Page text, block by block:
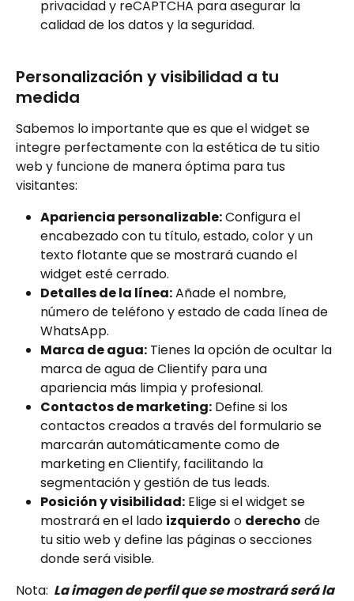
privacidad y reCAPTCHA para asegurar la
calidad de los datos y la seguridad.
Personalización y visibilidad a tu
medida
Sabemos lo importante que es que el widget se
integre perfectamente con la estética de tu sitio
web y funcione de manera óptima para tus
visitantes:
Apariencia personalizable: Configura el
encabezado con tu título, estado, color y un
texto flotante que se mostrará cuando el
widget esté cerrado.
Detalles de la línea: Añade el nombre,
número de teléfono y estado de cada línea de
WhatsApp.
Marca de agua: Tienes la opción de ocultar la
marca de agua de Clientify para una
apariencia más limpia y profesional.
Contactos de marketing: Define si los
contactos creados a través del formulario se
marcarán automáticamente como de
marketing en Clientify, facilitando la
segmentación y gestión de tus leads.
Posición y visibilidad: Elige si el widget se
mostrará en el lado izquierdo o derecho de
tu sitio web y define las páginas o secciones
donde será visible.
Nota: La imagen de perfil que se mostrará será la